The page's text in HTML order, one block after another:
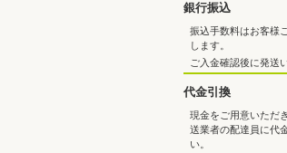
銀行振込
振込手数料はお客様
します。
ご入金確認後に発送
代金引換
現金をご用意いただ
送業者の配達員に代
い。